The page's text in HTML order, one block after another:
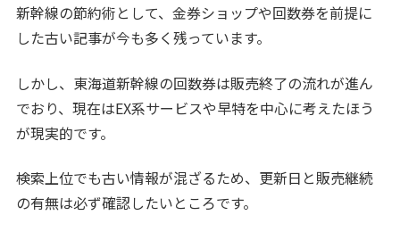
新幹線の節約術として、金券ショップや回数券を前提に
した古い記事が今も多く残っています。
しかし、東海道新幹線の回数券は販売終了の流れが進ん
でおり、現在はEX系サービスや早特を中心に考えたほう
が現実的です。
検索上位でも古い情報が混ざるため、更新日と販売継続
の有無は必ず確認したいところです。